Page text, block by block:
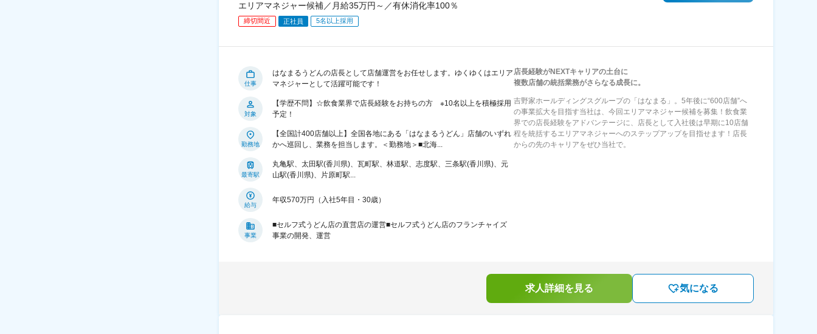
エリアマネジャー候補／月給35万円～／有休消化率100％
締切間近 正社員 5名以上採用
仕事
はなまるうどんの店長として店舗運営をお任せします。ゆくゆくはエリア
マネジャーとして活躍可能です！
対象
【学歴不問】☆飲食業界で店長経験をお持ちの方 ※10名以上を積極採用
予定！
勤務地
【全国計400店舗以上】全国各地にある「はなまるうどん」店舗のいずれ
かへ巡回し、業務を担当します。＜勤務地＞■北海...
最寄駅
丸亀駅、太田駅(香川県)、瓦町駅、林道駅、志度駅、三条駅(香川県)、元
山駅(香川県)、片原町駅...
給与
年収570万円（入社5年目・30歳）
事業
■セルフ式うどん店の直営店の運営■セルフ式うどん店のフランチャイズ
事業の開発、運営
店長経験がNEXTキャリアの土台に
複数店舗の統括業務がさらなる成長に。
吉野家ホールディングスグループの「はなまる」。5年後に“600店舗”へ
の事業拡大を目指す当社は、今回エリアマネジャー候補を募集！飲食業
界での店長経験をアドバンテージに、店長として入社後は早期に10店舗
程を統括するエリアマネジャーへのステップアップを目指せます！店長
からの先のキャリアをぜひ当社で。
求人詳細を見る 気になる